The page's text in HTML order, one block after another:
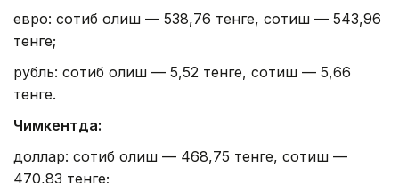
евро: сотиб олиш — 538,76 тенге, сотиш — 543,96
тенге;
рубль: сотиб олиш — 5,52 тенге, сотиш — 5,66
тенге.
Чимкентда:
доллар: сотиб олиш — 468,75 тенге, сотиш —
470,83 тенге;